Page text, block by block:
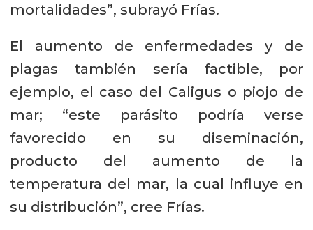
mortalidades”, subrayó Frías.
El aumento de enfermedades y de
plagas también sería factible, por
ejemplo, el caso del Caligus o piojo de
mar; “este parásito podría verse
favorecido en su diseminación,
producto del aumento de la
temperatura del mar, la cual influye en
su distribución”, cree Frías.